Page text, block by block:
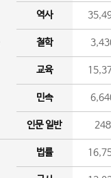
역사
철학
교육
민속
인문 일반 248
법률